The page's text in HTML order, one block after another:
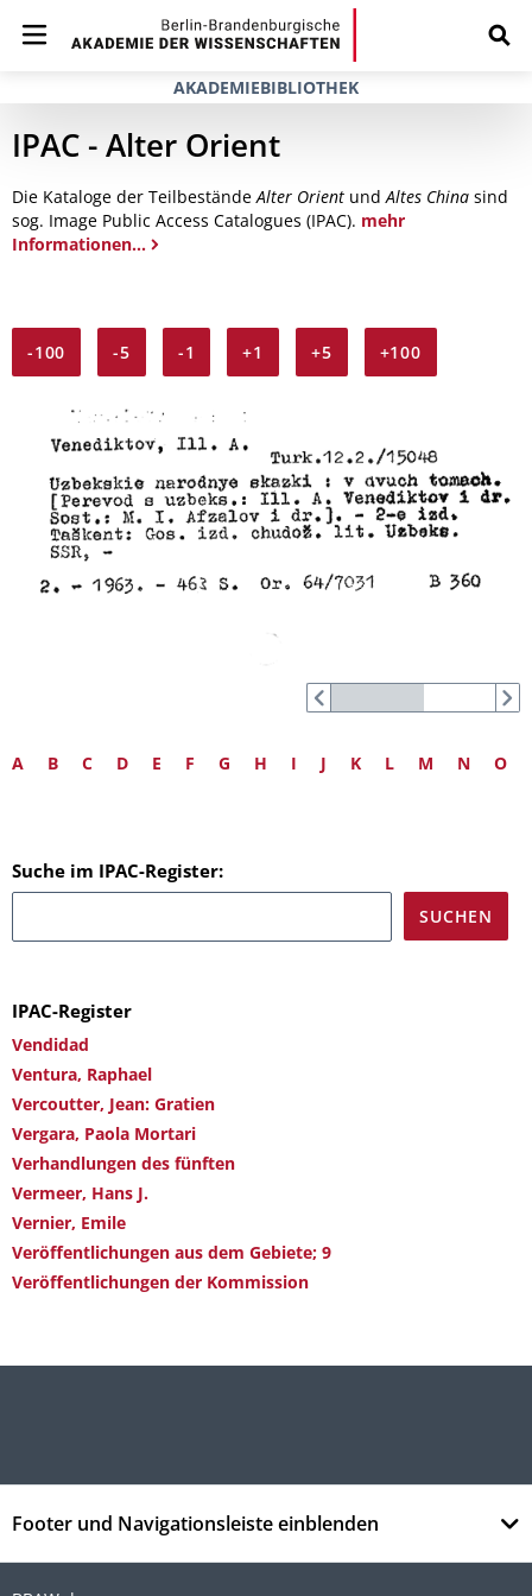
AKADEMIEBIBLIOTHEK
IPAC - Alter Orient
Die Kataloge der TeilbeständeAlter Orient undAltes China sind
sog. Image Public Access Catalogues (IPAC). mehr
Informationen...
-100 -5 -1 +1 +5 +100
A B C D E F G H I J K L M N O
Suche im IPAC-Register:
IPAC-Register
Vendidad
Ventura, Raphael
Vercoutter, Jean: Gratien
Vergara, Paola Mortari
Verhandlungen des fünften
Vermeer, Hans J.
Vernier, Emile
Veröffentlichungen aus dem Gebiete; 9
Veröffentlichungen der Kommission
Footer und Navigationsleiste einblenden